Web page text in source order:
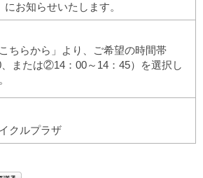
お知らせいたします。
ちらから」より、ご希望の時間帯
または②14：00～14：45）を選択し
クルプラザ